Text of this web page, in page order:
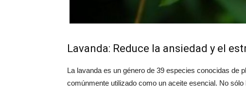
Lavanda: Reduce la ansiedad y el
La lavanda es un género de 39 especies conocidas de
comúnmente utilizado como un aceite esencial. No